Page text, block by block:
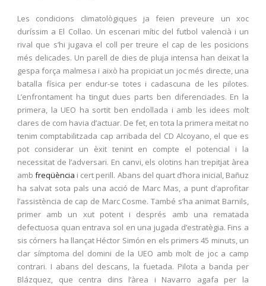
Les condicions climatològiques ja feien preveure un xoc
duríssim a El Collao. Un escenari mític del futbol valencià i un
rival que s’hi jugava el coll per treure el cap de les posicions
més delicades. Un parell de dies de pluja intensa han deixat la
gespa força malmesa i això ha propiciat un joc més directe, una
batalla física per endur-se totes i cadascuna de les pilotes.
L’enfrontament ha tingut dues parts ben diferenciades. En la
primera, la UEO ha sortit ben endollada i amb les idees molt
clares de com havia d’actuar. De fet, en tota la primera meitat no
tenim comptabilitzada cap arribada del CD Alcoyano, el que es
pot considerar un èxit tenint en compte el potencial i la
necessitat de l’adversari. En canvi, els olotins han trepitjat àrea
ambfreqüència i cert perill. Abans del quart d’hora inicial, Bañuz
ha salvat sota pals una acció de Marc Mas, a punt d’aprofitar
l’assistència de cap de Marc Cosme. També s’ha animat Barnils,
primer amb un xut potent i després amb una rematada
defectuosa quan entrava sol en una jugada d’estratègia. Fins a
sis córners ha llançat Héctor Simón en els primers 45 minuts, un
clar símptoma del domini de la UEO amb molt de joc a camp
contrari. I abans del descans, la fuetada. Pilota a banda per
Blázquez, que centra dins l’àrea i Navarro agafa per la